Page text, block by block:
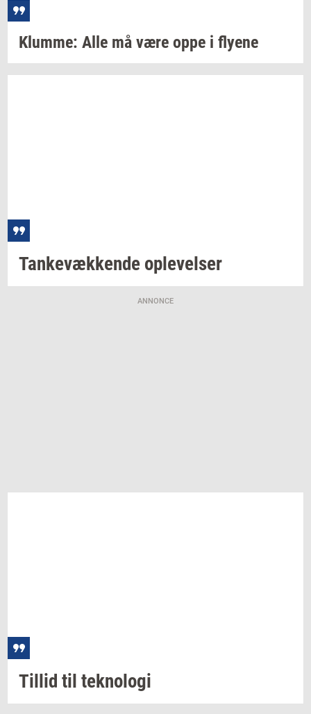
Klum­me: Alle må være oppe i fly­e­ne
Tan­ke­væk­ken­de op­le­vel­ser
ANNONCE
Til­lid til tek­no­lo­gi